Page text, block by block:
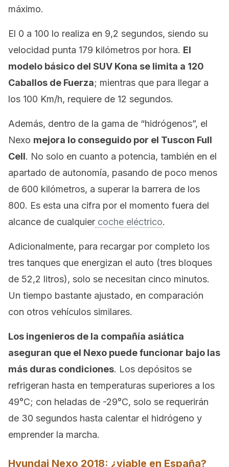
máximo.
El 0 a 100 lo realiza en 9,2 segundos, siendo su
velocidad punta 179 kilómetros por hora. El
modelo básico del SUV Kona se limita a 120
Caballos de Fuerza; mientras que para llegar a
los 100 Km/h, requiere de 12 segundos.
Además, dentro de la gama de “hidrógenos”, el
Nexo mejora lo conseguido por el Tuscon Full
Cell. No solo en cuanto a potencia, también en el
apartado de autonomía, pasando de poco menos
de 600 kilómetros, a superar la barrera de los
800. Es esta una cifra por el momento fuera del
alcance de cualquier coche eléctrico.
Adicionalmente, para recargar por completo los
tres tanques que energizan el auto (tres bloques
de 52,2 litros), solo se necesitan cinco minutos.
Un tiempo bastante ajustado, en comparación
con otros vehículos similares.
Los ingenieros de la compañía asiática
aseguran que el Nexo puede funcionar bajo las
más duras condiciones. Los depósitos se
refrigeran hasta en temperaturas superiores a los
49°C; con heladas de -29°C, solo se requerirán
de 30 segundos hasta calentar el hidrógeno y
emprender la marcha.
Hyundai Nexo 2018: ¿viable en España?